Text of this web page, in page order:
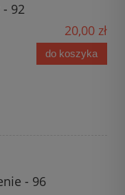
- 92
20,00 zł
do koszyka
- 96